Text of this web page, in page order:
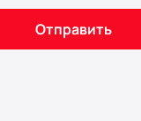
Отправить